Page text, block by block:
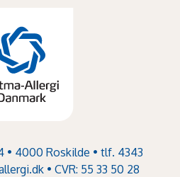
• 4000 Roskilde • tlf. 4343
• CVR: 55 33 50 28